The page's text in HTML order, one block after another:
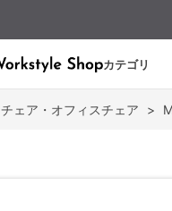
カテゴリ
チェア・オフィスチェア >